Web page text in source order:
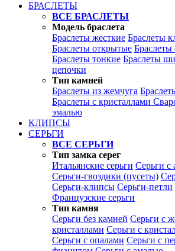
БРАСЛЕТЫ
ВСЕ БРАСЛЕТЫ
Модель браслета
Браслеты жесткие Браслеты
Браслеты открытые Браслеты
Браслеты тонкие Браслеты
цепочки
Тип камней
Браслеты из жемчуга
Браслеты с кристаллами
эмалью
КЛИПСЫ
СЕРЬГИ
ВСЕ СЕРЬГИ
Тип замка серег
Итальянские серьги Серьги с
Серьги-гвоздики (пусеты)
Серьги-клипсы Серьги-петли
Французские серьги
Тип камня
Серьги без камней Серьги с
кристаллами Серьги с
Серьги с опалами Серьги с